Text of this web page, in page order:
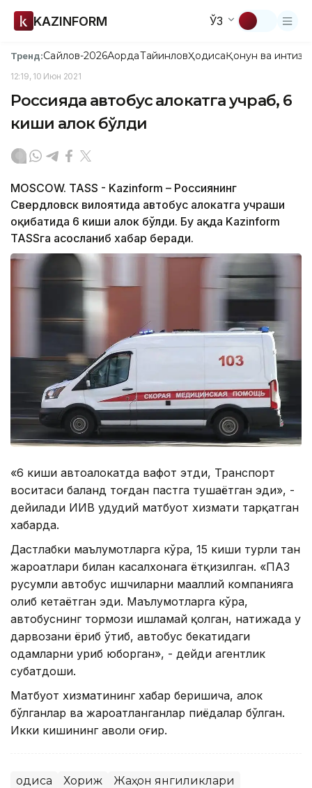
KAZINFORM ЎЗ
Тренд:Сайлов-2026АқордаТайинловҲодисаҚонун ва
12:19, 10 Июн 2021
Россияда автобус ҳалокатга учраб, 6
киши ҳалок бўлди
MOSCOW. TASS - Kazinform – Россиянинг
Свердловск вилоятида автобус ҳалокатга учраши
оқибатида 6 киши ҳалок бўлди. Бу ҳақда Kazinform
TASSга асосланиб хабар беради.
«6 киши автоҳалокатда вафот этди, Транспорт
воситаси баланд тоғдан пастга тушаётган эди», -
дейилади ИИВ ҳудудий матбуот хизмати тарқатган
хабарда.
Дастлабки маълумотларга кўра, 15 киши турли тан
жароҳатлари билан касалхонага ётқизилган. «ПАЗ
русумли автобус ишчиларни маҳаллий компанияга
олиб кетаётган эди. Маълумотларга кўра,
автобуснинг тормози ишламай қолган, натижада у
дарвозани ёриб ўтиб, автобус бекатидаги
одамларни уриб юборган», - дейди агентлик
суҳбатдоши.
Матбуот хизматининг хабар беришича, ҳалок
бўлганлар ва жароҳатланганлар пиёдалар бўлган.
Икки кишининг аҳволи оғир.
Ҳодиса Хориж Жаҳон янгиликлари